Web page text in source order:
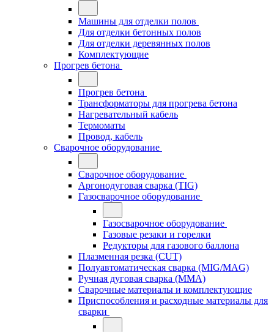
Машины для отделки полов
Для отделки бетонных полов
Для отделки деревянных полов
Комплектующие
Прогрев бетона
Прогрев бетона
Трансформаторы для прогрева бетона
Нагревательный кабель
Термоматы
Провод, кабель
Сварочное оборудование
Сварочное оборудование
Аргонодуговая сварка (TIG)
Газосварочное оборудование
Газосварочное оборудование
Газовые резаки и горелки
Редукторы для газового баллона
Плазменная резка (CUT)
Полуавтоматическая сварка (MIG/MAG)
Ручная дуговая сварка (MMA)
Сварочные материалы и комплектующие
Приспособления и расходные материалы для
сварки